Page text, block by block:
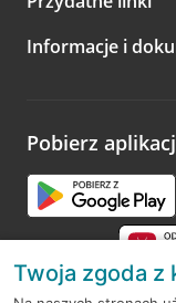
Informacje i
Pobierz
Twoja zgoda z